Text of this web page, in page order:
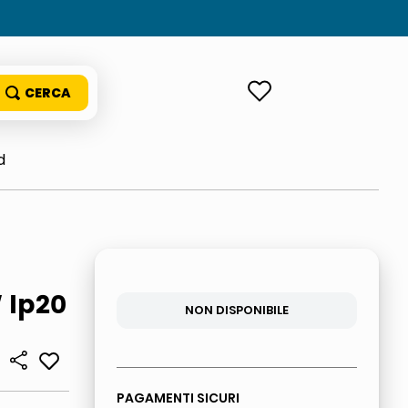
Ip20 NON DISPONIBILE
PAGAMENTI SICURI